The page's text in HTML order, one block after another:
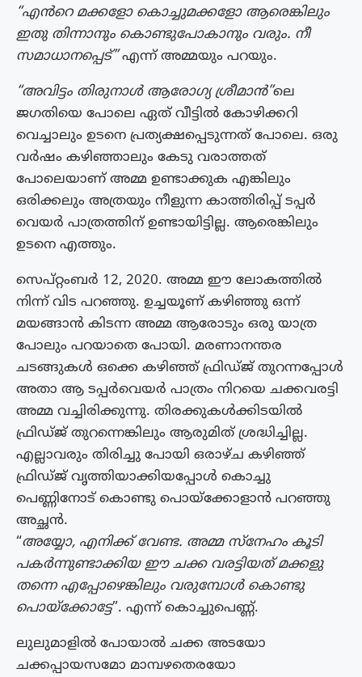
“എൻറെ മക്കളോ കൊച്ചുമക്കളോ ആരെങ്കിലും
ഇതു തിന്നാനും കൊണ്ടുപോകാനും വരും. നീ
സമാധാനപ്പെട്”എന്ന് അമ്മയും പറയും.
“അവിട്ടം തിരുനാൾ ആരോഗ്യ ശ്രീമാൻ”ലെ
ജഗതിയെ പോലെ ഏത് വീട്ടിൽ കോഴിക്കറി
വെച്ചാലും ഉടനെ പ്രത്യക്ഷപ്പെടുന്നത് പോലെ. ഒരു
വർഷം കഴിഞ്ഞാലും കേടു വരാത്തത്
പോലെയാണ് അമ്മ ഉണ്ടാക്കുക എങ്കിലും
ഒരിക്കലും അത്രയും നീളുന്ന കാത്തിരിപ്പ് ടപ്പർ
വെയർ പാത്രത്തിന് ഉണ്ടായിട്ടില്ല. ആരെങ്കിലും
ഉടനെ എത്തും.
സെപ്റ്റംബർ 12, 2020. അമ്മ ഈ ലോകത്തിൽ
നിന്ന് വിട പറഞ്ഞു. ഉച്ചയൂണ് കഴിഞ്ഞു ഒന്ന്
മയങ്ങാൻ കിടന്ന അമ്മ ആരോടും ഒരു യാത്ര
പോലും പറയാതെ പോയി. മരണാനന്തര
ചടങ്ങുകൾ ഒക്കെ കഴിഞ്ഞ് ഫ്രിഡ്ജ് തുറന്നപ്പോൾ
അതാ ആ ടപ്പർവെയർ പാത്രം നിറയെ ചക്കവരട്ടി
അമ്മ വച്ചിരിക്കുന്നു. തിരക്കുകൾക്കിടയിൽ
ഫ്രിഡ്ജ് തുറന്നെങ്കിലും ആരുമിത് ശ്രദ്ധിച്ചില്ല.
എല്ലാവരും തിരിച്ചു പോയി ഒരാഴ്ച കഴിഞ്ഞ്
ഫ്രിഡ്ജ് വൃത്തിയാക്കിയപ്പോൾ കൊച്ചു
പെണ്ണിനോട് കൊണ്ടു പൊയ്ക്കോളാൻ പറഞ്ഞു
അച്ഛൻ.
“അയ്യോ, എനിക്ക് വേണ്ട. അമ്മ സ്നേഹം കൂടി
പകർന്നുണ്ടാക്കിയ ഈ ചക്ക വരട്ടിയത് മക്കളു
തന്നെ എപ്പോഴെങ്കിലും വരുമ്പോൾ കൊണ്ടു
പൊയ്ക്കോട്ടേ”. എന്ന് കൊച്ചുപെണ്ണ്.
ലുലുമാളിൽ പോയാൽ ചക്ക അടയോ
ചക്കപ്പായസമോ മാമ്പഴതെരയോ